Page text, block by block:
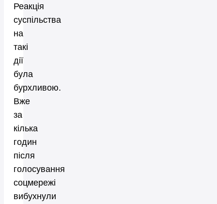
Реакція
суспільства
на
такі
дії
була
бурхливою.
Вже
за
кілька
годин
після
голосування
соцмережі
вибухнули